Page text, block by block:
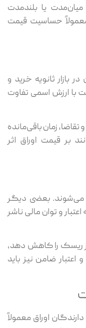
میان‌مدت یا بلندمدت
حساسیت قیمت
بازار ثانویه خرید و
ارزش اسمی تفاوت
تقاضا، زمان باقی‌مانده
بر قیمت اوراق اثر
می‌شوند. بعضی دیگر
و توان مالی ناشر
ریسک را کاهش دهد،
اعتبار ضامن نیز باید
اوراق معمولاً